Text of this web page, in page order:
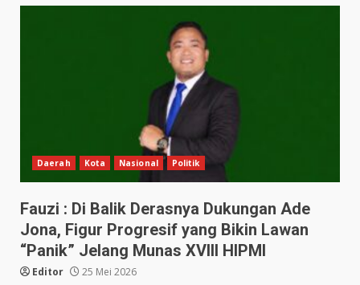
Daerah Kota Nasional Politik
Fauzi : Di Balik Derasnya Dukungan Ade
Jona, Figur Progresif yang Bikin Lawan
“Panik” Jelang Munas XVIII HIPMI
Editor 25 Mei 2026